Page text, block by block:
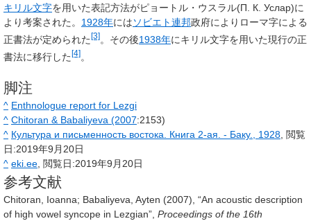
キリル文字を用いた表記方法がピョートル・ウスラル(П. К. Услар)に
より考案された。 1928年にはソビエト連邦政府によりローマ字による
正書法が定められた [3] 。その後1938年にキリル文字を用いた現行の正
書法に移行した [4] 。
脚注
^ Enthnologue report for Lezgi
^ Chitoran & Babaliyeva (2007:2153)
^ Культура и письменность востока. Книга 2-ая. - Баку., 1928, 閲覧
日:2019年9月20日
^ eki.ee, 閲覧日:2019年9月20日
参考文献
Chitoran, Ioanna; Babaliyeva, Ayten (2007), “An acoustic description
of high vowel syncope in Lezgian”, Proceedings of the 16th